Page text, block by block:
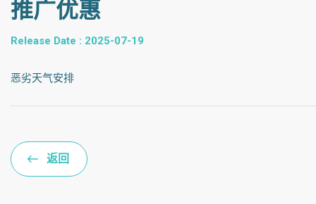
推广优惠
Release Date : 2025-07-19
恶劣天气安排
返回